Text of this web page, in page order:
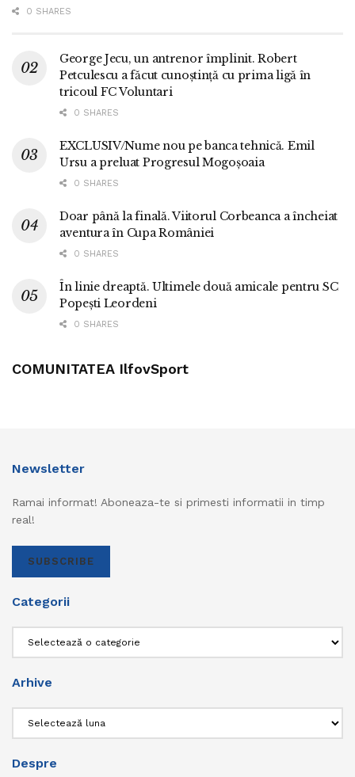
0 SHARES
George Jecu, un antrenor împlinit. Robert
Petculescu a făcut cunoștință cu prima ligă în
tricoul FC Voluntari
0 SHARES
EXCLUSIV/Nume nou pe banca tehnică. Emil
Ursu a preluat Progresul Mogoșoaia
0 SHARES
Doar până la finală. Viitorul Corbeanca a încheiat
aventura în Cupa României
0 SHARES
În linie dreaptă. Ultimele două amicale pentru SC
Popești Leordeni
0 SHARES
COMUNITATEA IlfovSport
Newsletter
Ramai informat! Aboneaza-te si primesti informatii in timp
real!
SUBSCRIBE
Categorii
Arhive
Despre